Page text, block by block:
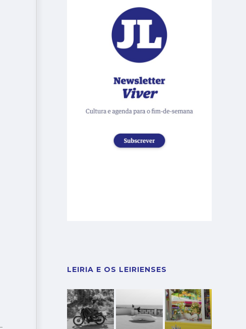
LEIRIA E OS LEIRIENSES